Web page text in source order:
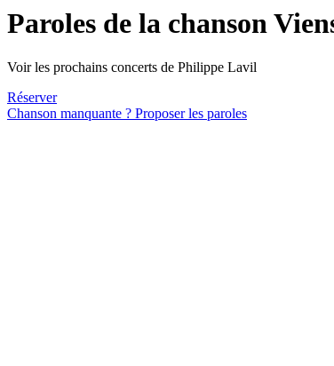
Paroles de la chanson
Voir les prochains concerts de Philippe Lavil
Réserver
Chanson manquante ? Proposer les paroles